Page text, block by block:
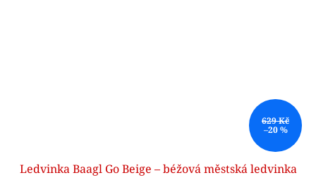
629 Kč
–20 %
Ledvinka Baagl Go Beige – béžová městská ledvinka